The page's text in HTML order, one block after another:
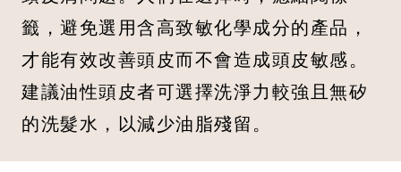
籤，避免選用含高致敏化學成分的產品，
才能有效改善頭皮而不會造成頭皮敏感。
建議油性頭皮者可選擇洗淨力較強且無矽
的洗髮水，以減少油脂殘留。